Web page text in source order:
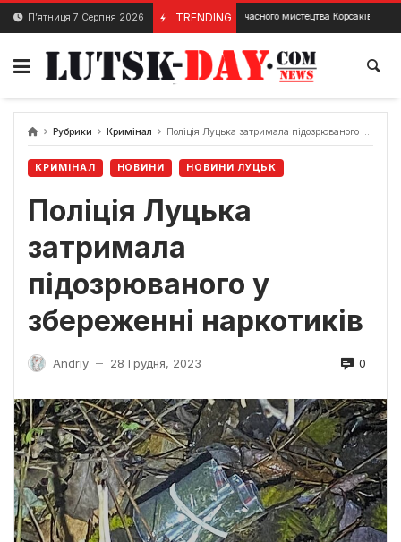
Skip
content
П’ятниця 7 Серпня 2026 TRENDING
22 Січня, 2024 Музей сучасного мистецтва Корсаків в місті Луцьк
Рубрики Кримінал Поліція Луцька затримала підозрюваного у збереженні наркотиків
КРИМІНАЛ НОВИНИ НОВИНИ ЛУЦЬК
Поліція Луцька
затримала
підозрюваного у
збереженні наркотиків
Andriy — 28 Грудня, 2023 0